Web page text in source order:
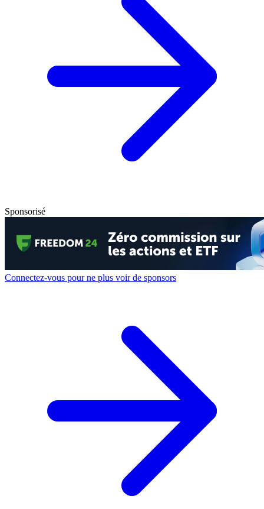
Sponsorisé
Connectez-vous pour ne plus voir de sponsors